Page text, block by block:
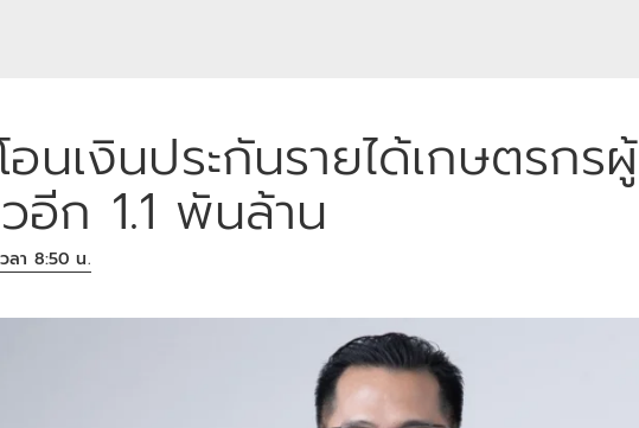
อนเงินประกันรายได้เกษตรกรผู้
อีก 1.1 พันล้าน
ลา 8:50 น.